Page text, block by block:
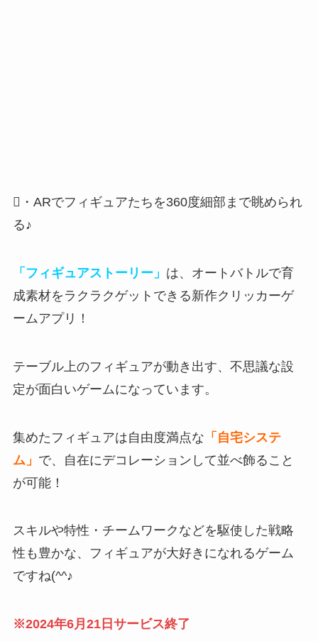
・ARでフィギュアたちを360度細部まで眺められ
る♪
「フィギュアストーリー」 は、オートバトルで育
成素材をラクラクゲットできる新作クリッカーゲ
ームアプリ！
テーブル上のフィギュアが動き出す、不思議な設
定が面白いゲームになっています。
集めたフィギュアは自由度満点な 「自宅システ
ム」 で、自在にデコレーションして並べ飾ること
が可能！
スキルや特性・チームワークなどを駆使した戦略
性も豊かな、フィギュアが大好きになれるゲーム
ですね(^^♪
※2024年6月21日サービス終了